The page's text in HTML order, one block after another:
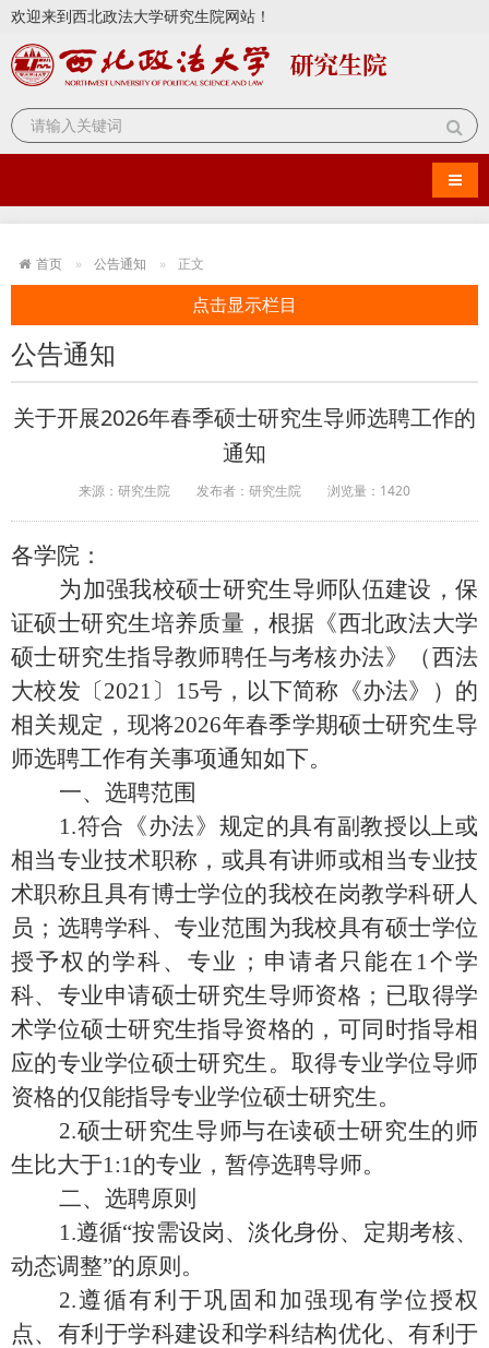
欢迎来到西北政法大学研究生院网站！
导航
首页 公告通知 正文
点击显示栏目
公告通知
关于开展2026年春季硕士研究生导师选聘工作的
通知
来源：研究生院 发布者：研究生院 浏览量： 1420
各学院：
为加强我校硕士研究生导师队伍建设，保
证硕士研究生培养质量，根据《西北政法大学
硕士研究生指导教师聘任与考核办法》（西法
大校发〔2021〕15号，以下简称《办法》）的
相关规定，现将2026年春季学期硕士研究生导
师选聘工作有关事项通知如下。
一、选聘范围
1.符合《办法》规定的具有副教授以上或
相当专业技术职称，或具有讲师或相当专业技
术职称且具有博士学位的我校在岗教学科研人
员；选聘学科、专业范围为我校具有硕士学位
授予权的学科、专业；申请者只能在1个学
科、专业申请硕士研究生导师资格；已取得学
术学位硕士研究生指导资格的，可同时指导相
应的专业学位硕士研究生。取得专业学位导师
资格的仅能指导专业学位硕士研究生。
2.硕士研究生导师与在读硕士研究生的师
生比大于1:1的专业，暂停选聘导师。
二、选聘原则
1.遵循“按需设岗、淡化身份、定期考核、
动态调整”的原则。
2.遵循有利于巩固和加强现有学位授权
点、有利于学科建设和学科结构优化、有利于